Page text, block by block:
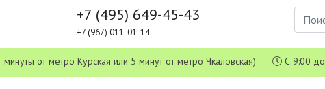
+7 (495) 649-45-43
+7 (967) 011-01-14
от метро Курская или 5 минут от метро Чкаловская) С 9:00